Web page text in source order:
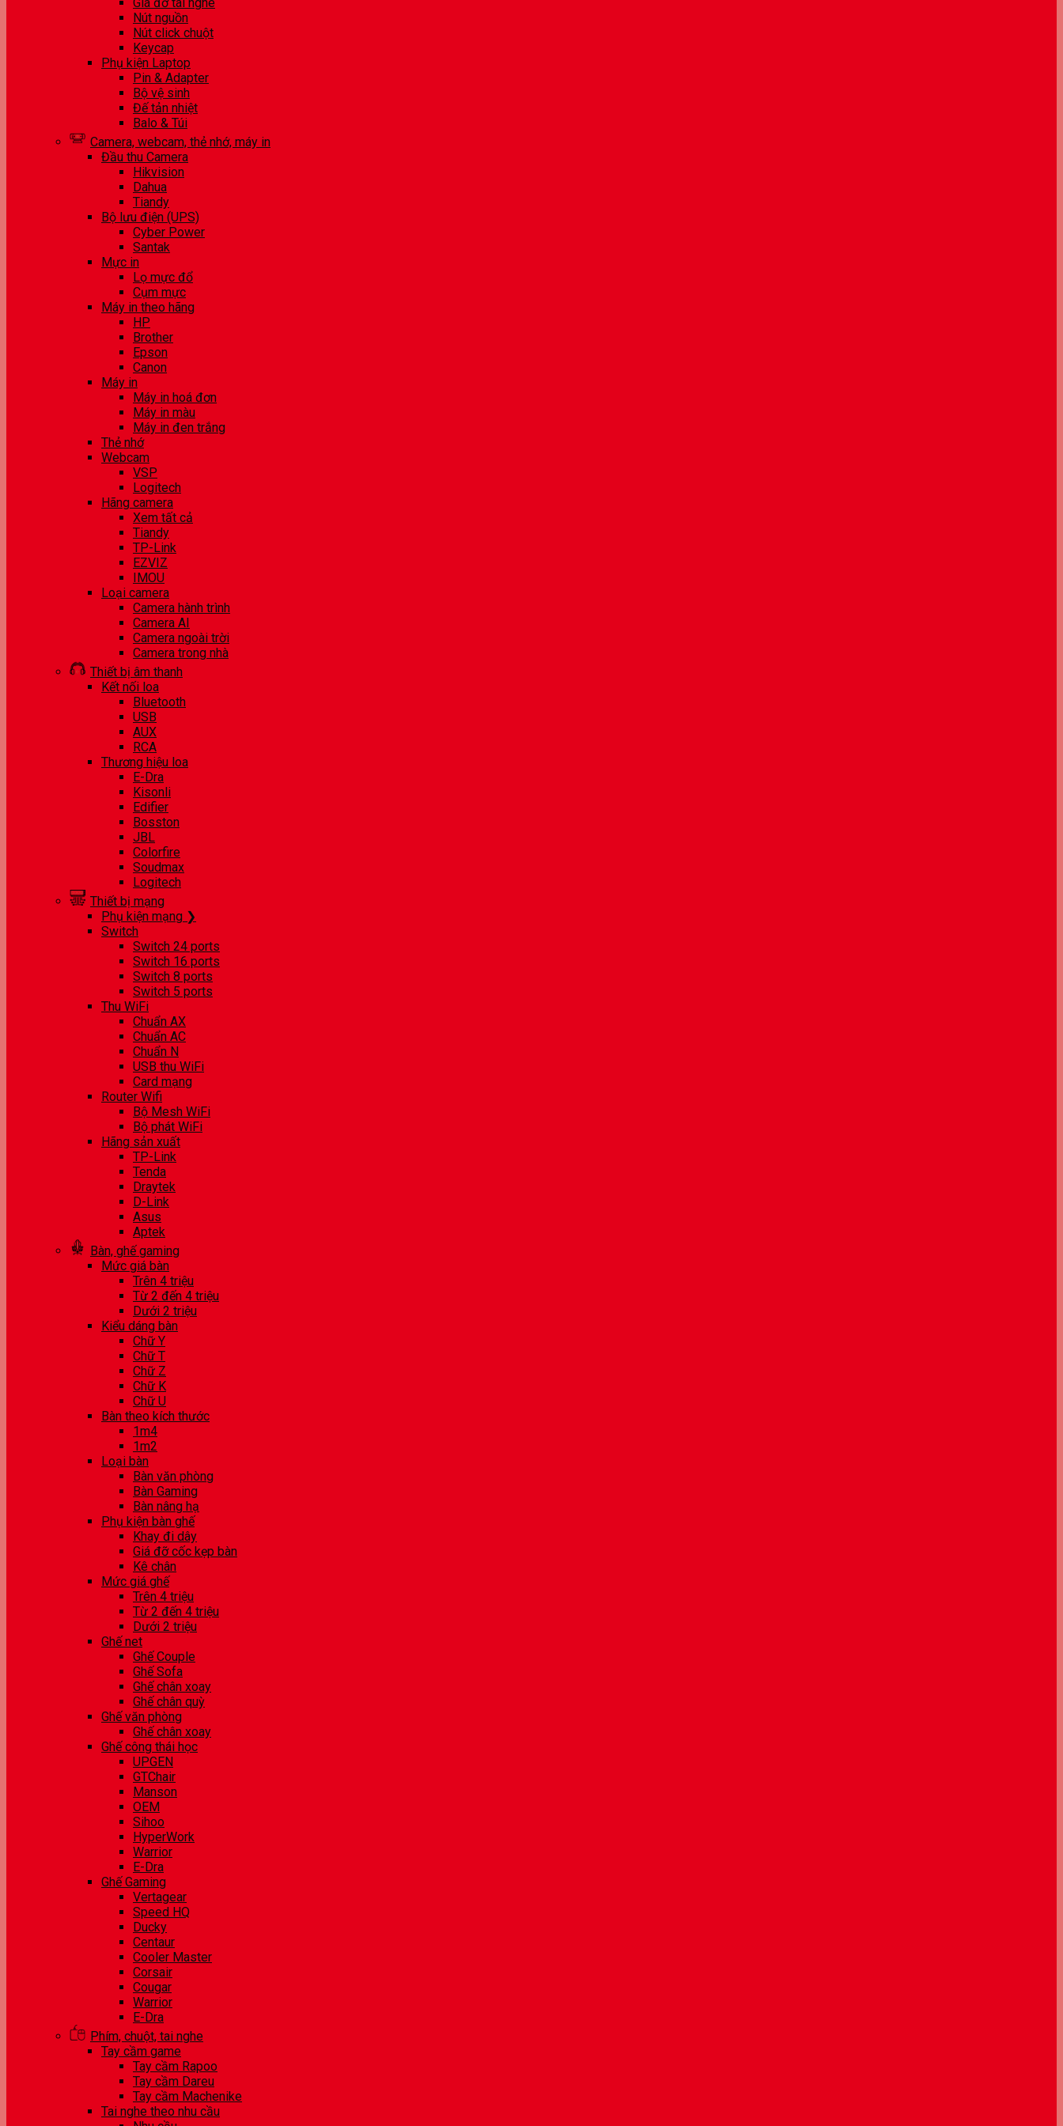
Nút nguồn
Nút click chuột
Keycap
Phụ kiện Laptop
Pin & Adapter
Bộ vệ sinh
Đế tản nhiệt
Balo & Túi
Camera, webcam, thẻ nhớ, máy in
Đầu thu Camera
Hikvision
Dahua
Tiandy
Bộ lưu điện (UPS)
Cyber Power
Santak
Mực in
Lọ mực đổ
Cụm mực
Máy in theo hãng
HP
Brother
Epson
Canon
Máy in
Máy in hoá đơn
Máy in màu
Máy in đen trắng
Thẻ nhớ
Webcam
VSP
Logitech
Hãng camera
Xem tất cả
Tiandy
TP-Link
EZVIZ
IMOU
Loại camera
Camera hành trình
Camera AI
Camera ngoài trời
Camera trong nhà
Thiết bị âm thanh
Kết nối loa
Bluetooth
USB
AUX
RCA
Thương hiệu loa
E-Dra
Kisonli
Edifier
Bosston
JBL
Colorfire
Soudmax
Logitech
Thiết bị mạng
Phụ kiện mạng ❯
Switch
Switch 24 ports
Switch 16 ports
Switch 8 ports
Switch 5 ports
Thu WiFi
Chuẩn AX
Chuẩn AC
Chuẩn N
USB thu WiFi
Card mạng
Router Wifi
Bộ Mesh WiFi
Bộ phát WiFi
Hãng sản xuất
TP-Link
Tenda
Draytek
D-Link
Asus
Aptek
Bàn, ghế gaming
Mức giá bàn
Trên 4 triệu
Từ 2 đến 4 triệu
Dưới 2 triệu
Kiểu dáng bàn
Chữ Y
Chữ T
Chữ Z
Chữ K
Chữ U
Bàn theo kích thước
1m4
1m2
Loại bàn
Bàn văn phòng
Bàn Gaming
Bàn nâng hạ
Phụ kiện bàn ghế
Khay đi dây
Giá đỡ cốc kẹp bàn
Kê chân
Mức giá ghế
Trên 4 triệu
Từ 2 đến 4 triệu
Dưới 2 triệu
Ghế net
Ghế Couple
Ghế Sofa
Ghế chân xoay
Ghế chân quỳ
Ghế văn phòng
Ghế chân xoay
Ghế công thái học
UPGEN
GTChair
Manson
OEM
Sihoo
HyperWork
Warrior
E-Dra
Ghế Gaming
Vertagear
Speed HQ
Ducky
Centaur
Cooler Master
Corsair
Cougar
Warrior
E-Dra
Phím, chuột, tai nghe
Tay cầm game
Tay cầm Rapoo
Tay cầm Dareu
Tay cầm Machenike
Tai nghe theo nhu cầu